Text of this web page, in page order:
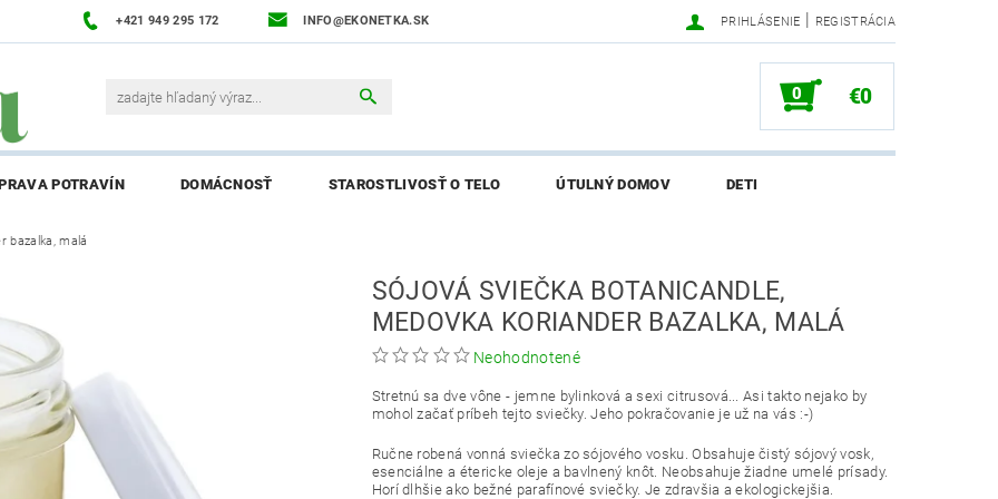
+421 949 295 172 INFO@EKONETKA.SK PRIHLÁSENIE | REGISTRÁCIA
0 €0
POTRAVÍN DOMÁCNOSŤ STAROSTLIVOSŤ O TELO ÚTULNÝ DOMOV DETI
NAPÍŠTE NÁM
bazalka, malá
SÓJOVÁ SVIEČKA BOTANICANDLE,
MEDOVKA KORIANDER BAZALKA, MALÁ
Neohodnotené
Stretnú sa dve vône - jemne bylinková a sexi citrusová... Asi takto nejako by
mohol začať príbeh tejto sviečky. Jeho pokračovanie je už na vás :-)
Ručne robená vonná sviečka zo sójového vosku. Obsahuje čistý sójový vosk,
esenciálne a étericke oleje a bavlnený knôt. Neobsahuje žiadne umelé prísady.
Horí dlhšie ako bežné parafínové sviečky. Je zdravšia a ekologickejšia.